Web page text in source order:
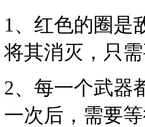
1、红色的圈是
将其消灭，只
2、每一个武器
一次后，需要